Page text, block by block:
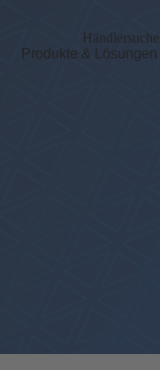
Produkte & Lösungen
Händlersuche